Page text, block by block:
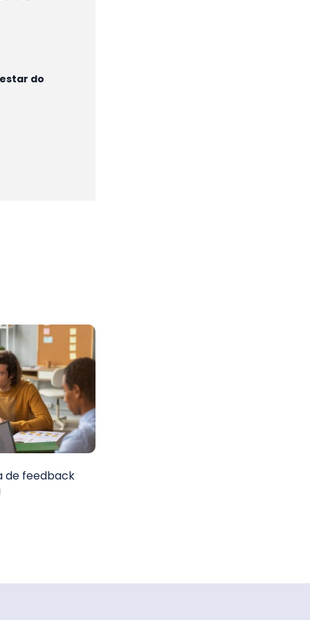
do
de feedback